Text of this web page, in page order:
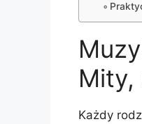
Mity,
Każdy